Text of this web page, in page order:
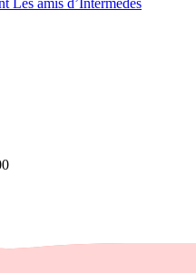
Les amis d’Intermèdes